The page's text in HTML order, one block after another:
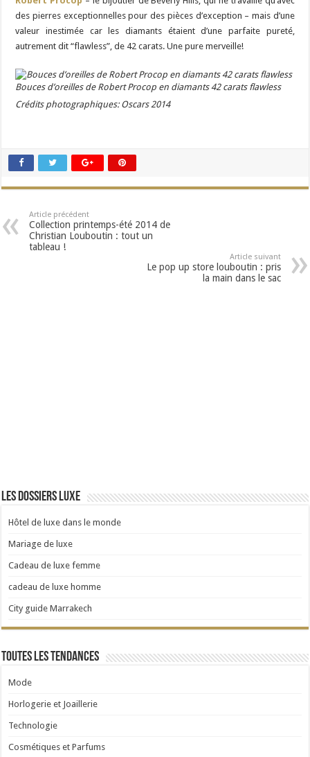
des pierres exceptionnelles pour des pièces d’exception – mais d’une
valeur inestimée car les diamants étaient d’une parfaite pureté,
autrement dit “flawless”, de 42 carats. Une pure merveille!
Bouces d’oreilles de Robert Procop en diamants 42 carats flawless
Crédits photographiques: Oscars 2014
Article précédent
Collection printemps-été 2014 de
Christian Louboutin : tout un
tableau !
Article suivant
Le pop up store louboutin : pris
la main dans le sac
Les dossiers luxe
Hôtel de luxe dans le monde
Mariage de luxe
Cadeau de luxe femme
cadeau de luxe homme
City guide Marrakech
Toutes les tendances
Mode
Horlogerie et Joaillerie
Technologie
Cosmétiques et Parfums